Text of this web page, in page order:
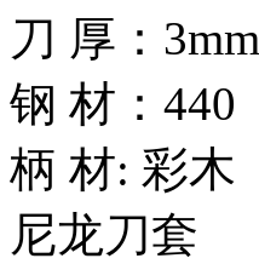
刀 厚：3mm
钢 材：440
柄 材: 彩木
尼龙刀套